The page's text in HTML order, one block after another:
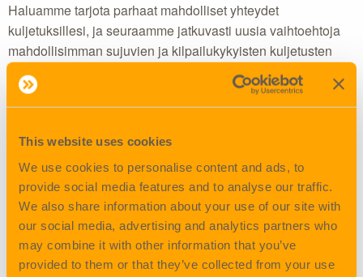
This website uses cookies
We use cookies to personalise content and ads, to
provide social media features and to analyse our traffic.
We also share information about your use of our site with
our social media, advertising and analytics partners who
may combine it with other information that you’ve
provided to them or that they’ve collected from your use
Haluamme tarjota parhaat mahdolliset yhteydet
kuljetuksillesi, ja seuraamme jatkuvasti uusia vaihtoehtoja
mahdollisimman sujuvien ja kilpailukykyisten kuljetusten
järjestämiseksi. Oletkin ehkä jo
LinkedInistä
huomannut, että
olemme aloittamassa uutta suoraa yhteyttä Karachista
Helsinkiin. Karachin kautta saamme reititettyä myös muita
Pakistanin lähtöpaikkoja: Lahore, Sialkot ja Islamabad.
Kuljetusaika Karachista Helsinkiin on noin 45 päivää.
Ensimmäinen lähtö on jo 21.09.2025! Lähtöjen aikataulut on
jo päivitetty nettisivuillemme.
Karachin edustajan yhteystiedot: